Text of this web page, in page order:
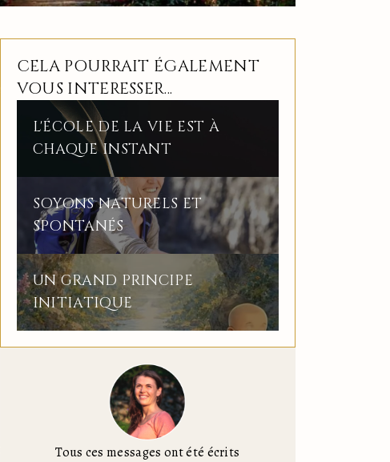
CELA POURRAIT ÉGALEMENT
VOUS INTERESSER...
L'ÉCOLE DE LA VIE EST À
CHAQUE INSTANT
SOYONS NATURELS ET
SPONTANÉS
UN GRAND PRINCIPE
INITIATIQUE
Tous ces messages ont été écrits